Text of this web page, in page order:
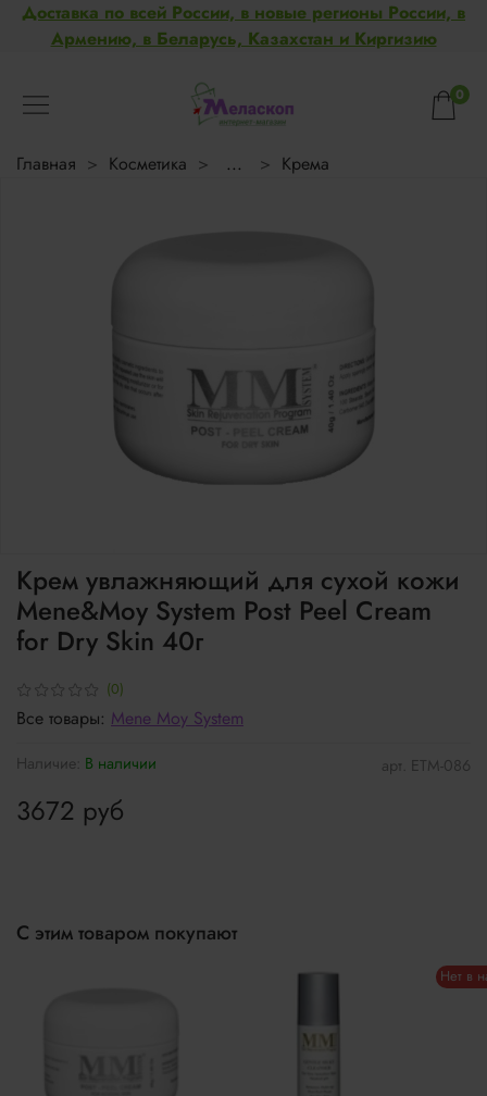
Доставка по всей России, в новые регионы России, в
Армению, в Беларусь, Казахстан и Киргизию
0
Главная Косметика ... Крема
(0)
арт. ETM-086
Наличие: В наличии
Крем увлажняющий для сухой кожи
Mene&Moy System Post Peel Cream
for Dry Skin 40г
3672 руб
Все товары: Mene Moy System
С этим товаром покупают
Нет в